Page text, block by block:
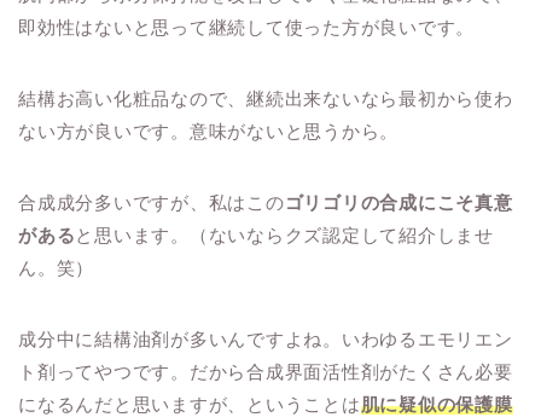
即効性はないと思って継続して使った方が良いです。
結構お高い化粧品なので、継続出来ないなら最初から使わ
ない方が良いです。意味がないと思うから。
合成成分多いですが、私はこのゴリゴリの合成にこそ真意
があると思います。（ないならクズ認定して紹介しませ
ん。笑）
成分中に結構油剤が多いんですよね。いわゆるエモリエン
ト剤ってやつです。だから合成界面活性剤がたくさん必要
になるんだと思いますが、ということは肌に疑似の保護膜